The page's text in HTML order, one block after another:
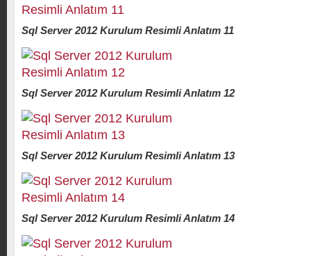
Sql Server 2012 Kurulum Resimli Anlatım 11
Sql Server 2012 Kurulum Resimli Anlatım 12
Sql Server 2012 Kurulum Resimli Anlatım 13
Sql Server 2012 Kurulum Resimli Anlatım 14